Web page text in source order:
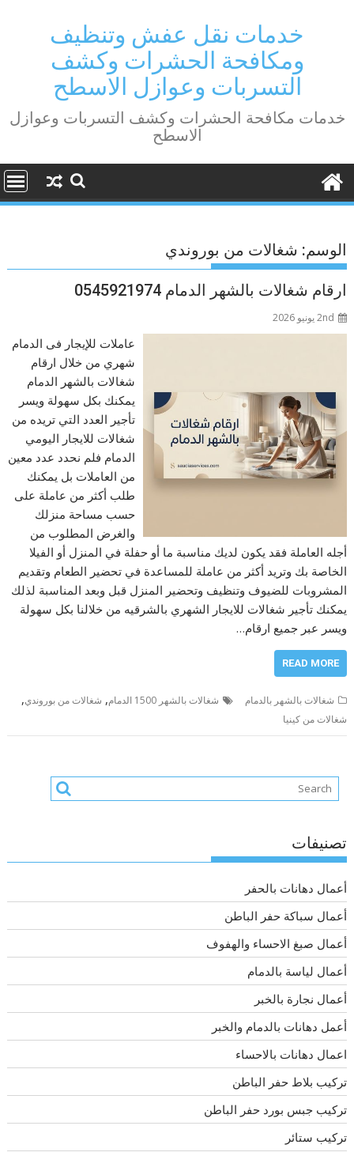
خدمات نقل عفش وتنظيف
ومكافحة الحشرات وكشف
التسربات وعوازل الاسطح
خدمات مكافحة الحشرات وكشف التسربات وعوازل
الاسطح
الوسم: شغالات من بوروندي
ارقام شغالات بالشهر الدمام 0545921974
2nd يونيو 2026
عاملات للإيجار فى الدمام
شهري من خلال ارقام
شغالات بالشهر الدمام
يمكنك بكل سهولة ويسر
تأجير العدد التي تريده من
شغالات للايجار اليومي
الدمام فلم نحدد عدد معين
من العاملات بل يمكنك
طلب أكثر من عاملة على
حسب مساحة منزلك
والغرض المطلوب من
أجله العاملة فقد يكون لديك مناسبة ما أو حفلة في المنزل أو الفيلا
الخاصة بك وتريد أكثر من عاملة للمساعدة في تحضير الطعام وتقديم
المشروبات للضيوف وتنظيف وتحضير المنزل قبل وبعد المناسبة لذلك
يمكنك تأجير شغالات للايجار الشهري بالشرقيه من خلالنا بكل سهولة
ويسر عبر جميع ارقام…
READ MORE
شغالات بالشهر بالدمام شغالات بالشهر 1500 الدمام , شغالات من بوروندي,
شغالات من كينيا
تصنيفات
أعمال دهانات بالحفر
أعمال سباكة حفر الباطن
أعمال صبغ الاحساء والهفوف
أعمال لياسة بالدمام
أعمال نجارة بالخبر
أعمل دهانات بالدمام والخبر
اعمال دهانات بالاحساء
تركيب بلاط حفر الباطن
تركيب جبس بورد حفر الباطن
تركيب ستائر